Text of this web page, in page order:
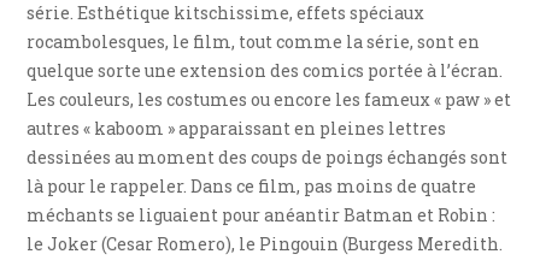
série. Esthétique kitschissime, effets spéciaux
rocambolesques, le film, tout comme la série, sont en
quelque sorte une extension des comics portée à l’écran.
Les couleurs, les costumes ou encore les fameux « paw » et
autres « kaboom » apparaissant en pleines lettres
dessinées au moment des coups de poings échangés sont
là pour le rappeler. Dans ce film, pas moins de quatre
méchants se liguaient pour anéantir Batman et Robin :
le Joker (Cesar Romero), le Pingouin (Burgess Meredith.